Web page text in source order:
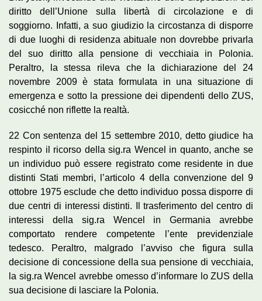
diritto dell’Unione sulla libertà di circolazione e di
soggiorno. Infatti, a suo giudizio la circostanza di disporre
di due luoghi di residenza abituale non dovrebbe privarla
del suo diritto alla pensione di vecchiaia in Polonia.
Peraltro, la stessa rileva che la dichiarazione del 24
novembre 2009 è stata formulata in una situazione di
emergenza e sotto la pressione dei dipendenti dello ZUS,
cosicché non riflette la realtà.
22 Con sentenza del 15 settembre 2010, detto giudice ha
respinto il ricorso della sig.ra Wencel in quanto, anche se
un individuo può essere registrato come residente in due
distinti Stati membri, l’articolo 4 della convenzione del 9
ottobre 1975 esclude che detto individuo possa disporre di
due centri di interessi distinti. Il trasferimento del centro di
interessi della sig.ra Wencel in Germania avrebbe
comportato rendere competente l’ente previdenziale
tedesco. Peraltro, malgrado l’avviso che figura sulla
decisione di concessione della sua pensione di vecchiaia,
la sig.ra Wencel avrebbe omesso d’informare lo ZUS della
sua decisione di lasciare la Polonia.